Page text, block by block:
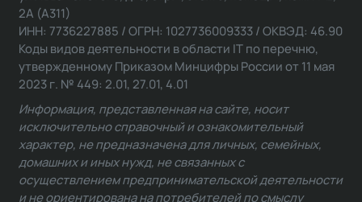
2А (А311)
ИНН: 7736227885 / ОГРН: 1027736009333 / ОКВЭД: 46.90
Коды видов деятельности в области IT по перечню,
утвержденному Приказом Минцифры России от 11 мая
2023 г. № 449: 2.01, 27.01, 4.01
Информация, представленная на сайте, носит
исключительно справочный и ознакомительный
характер, не предназначена для личных, семейных,
домашних и иных нужд, не связанных с
осуществлением предпринимательской деятельности
и не ориентирована на потребителей по смыслу